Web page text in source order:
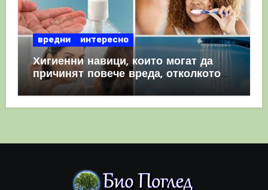
вредни интересно
Хигиенни навици, които могат да
причинят повече вреда, отколкото
полза